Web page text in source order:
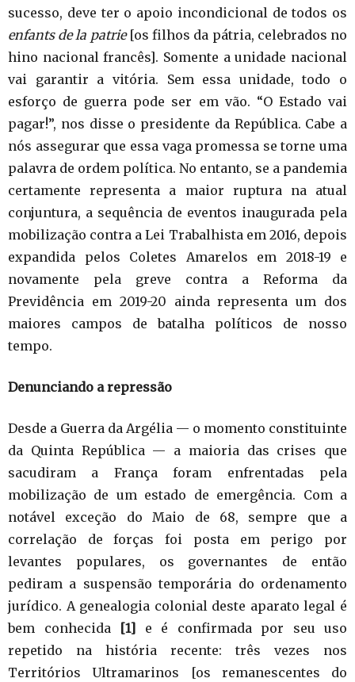
sucesso, deve ter o apoio incondicional de todos os
enfants de la patrie[os filhos da pátria, celebrados no
hino nacional francês]. Somente a unidade nacional
vai garantir a vitória. Sem essa unidade, todo o
esforço de guerra pode ser em vão. “O Estado vai
pagar!”, nos disse o presidente da República. Cabe a
nós assegurar que essa vaga promessa se torne uma
palavra de ordem política. No entanto, se a pandemia
certamente representa a maior ruptura na atual
conjuntura, a sequência de eventos inaugurada pela
mobilização contra a Lei Trabalhista em 2016, depois
expandida pelos Coletes Amarelos em 2018-19 e
novamente pela greve contra a Reforma da
Previdência em 2019-20 ainda representa um dos
maiores campos de batalha políticos de nosso
tempo.
Denunciando a repressão
Desde a Guerra da Argélia — o momento constituinte
da Quinta República — a maioria das crises que
sacudiram a França foram enfrentadas pela
mobilização de um estado de emergência. Com a
notável exceção do Maio de 68, sempre que a
correlação de forças foi posta em perigo por
levantes populares, os governantes de então
pediram a suspensão temporária do ordenamento
jurídico. A genealogia colonial deste aparato legal é
bem conhecida
[1]
e é confirmada por seu uso
repetido na história recente: três vezes nos
Territórios Ultramarinos [os remanescentes do